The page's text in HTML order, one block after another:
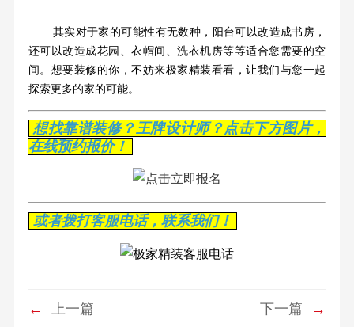
其实对于家的可能性有无数种，阳台可以改造成书房，
还可以改造成花园、衣帽间、洗衣机房等等适合您需要的空
间。想要装修的你，不妨来极家精装看看，让我们与您一起
探索更多的家的可能。
想找靠谱装修？王牌设计师？点击下方图片，
在线预约报价！
或者拨打客服电话，联系我们！
← 上一篇 下一篇 →